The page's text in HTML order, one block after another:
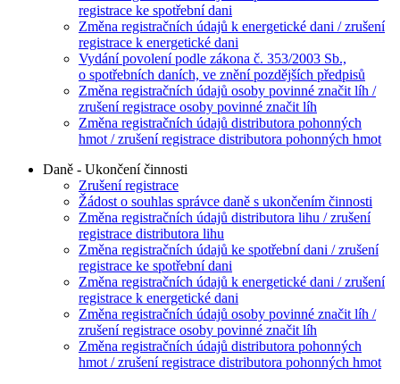
registrace ke spotřební dani
Změna registračních údajů k energetické dani / zrušení
registrace k energetické dani
Vydání povolení podle zákona č. 353/2003 Sb.,
o spotřebních daních, ve znění pozdějších předpisů
Změna registračních údajů osoby povinné značit líh /
zrušení registrace osoby povinné značit líh
Změna registračních údajů distributora pohonných
hmot / zrušení registrace distributora pohonných hmot
Daně - Ukončení činnosti
Zrušení registrace
Žádost o souhlas správce daně s ukončením činnosti
Změna registračních údajů distributora lihu / zrušení
registrace distributora lihu
Změna registračních údajů ke spotřební dani / zrušení
registrace ke spotřební dani
Změna registračních údajů k energetické dani / zrušení
registrace k energetické dani
Změna registračních údajů osoby povinné značit líh /
zrušení registrace osoby povinné značit líh
Změna registračních údajů distributora pohonných
hmot / zrušení registrace distributora pohonných hmot